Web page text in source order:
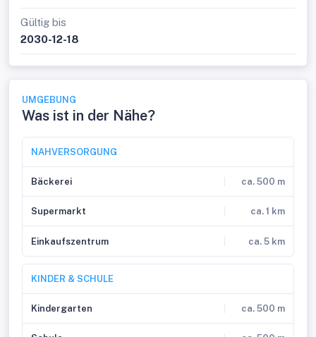
Gültig bis
2030-12-18
UMGEBUNG
Was ist in der Nähe?
NAHVERSORGUNG
Bäckerei ca. 500 m
Supermarkt ca. 1 km
Einkaufszentrum ca. 5 km
KINDER & SCHULE
Kindergarten ca. 500 m